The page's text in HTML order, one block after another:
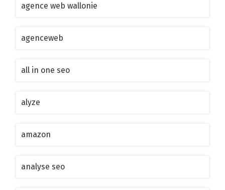
agence web wallonie
agenceweb
all in one seo
alyze
amazon
analyse seo